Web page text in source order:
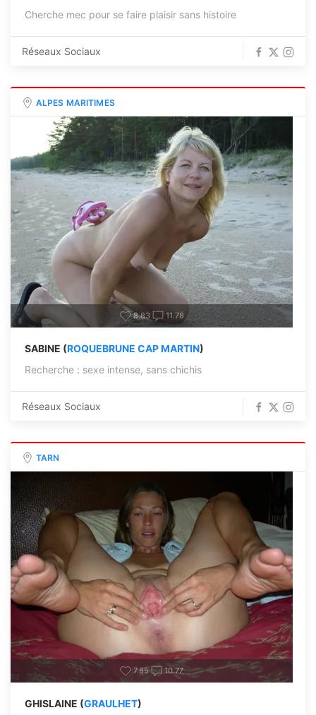
Cherche mec pour se faire plaisir sans histoire
Réseaux Sociaux
ALPES MARITIMES
8.83 11.78
SABINE (ROQUEBRUNE CAP MARTIN)
Recherche : sexe intense, sans chichis
Réseaux Sociaux
TARN
7.85 10.77
GHISLAINE (GRAULHET)